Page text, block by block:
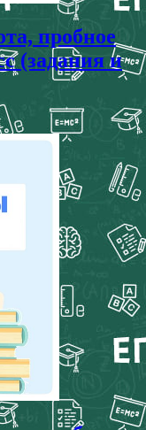
пробное
(задания и